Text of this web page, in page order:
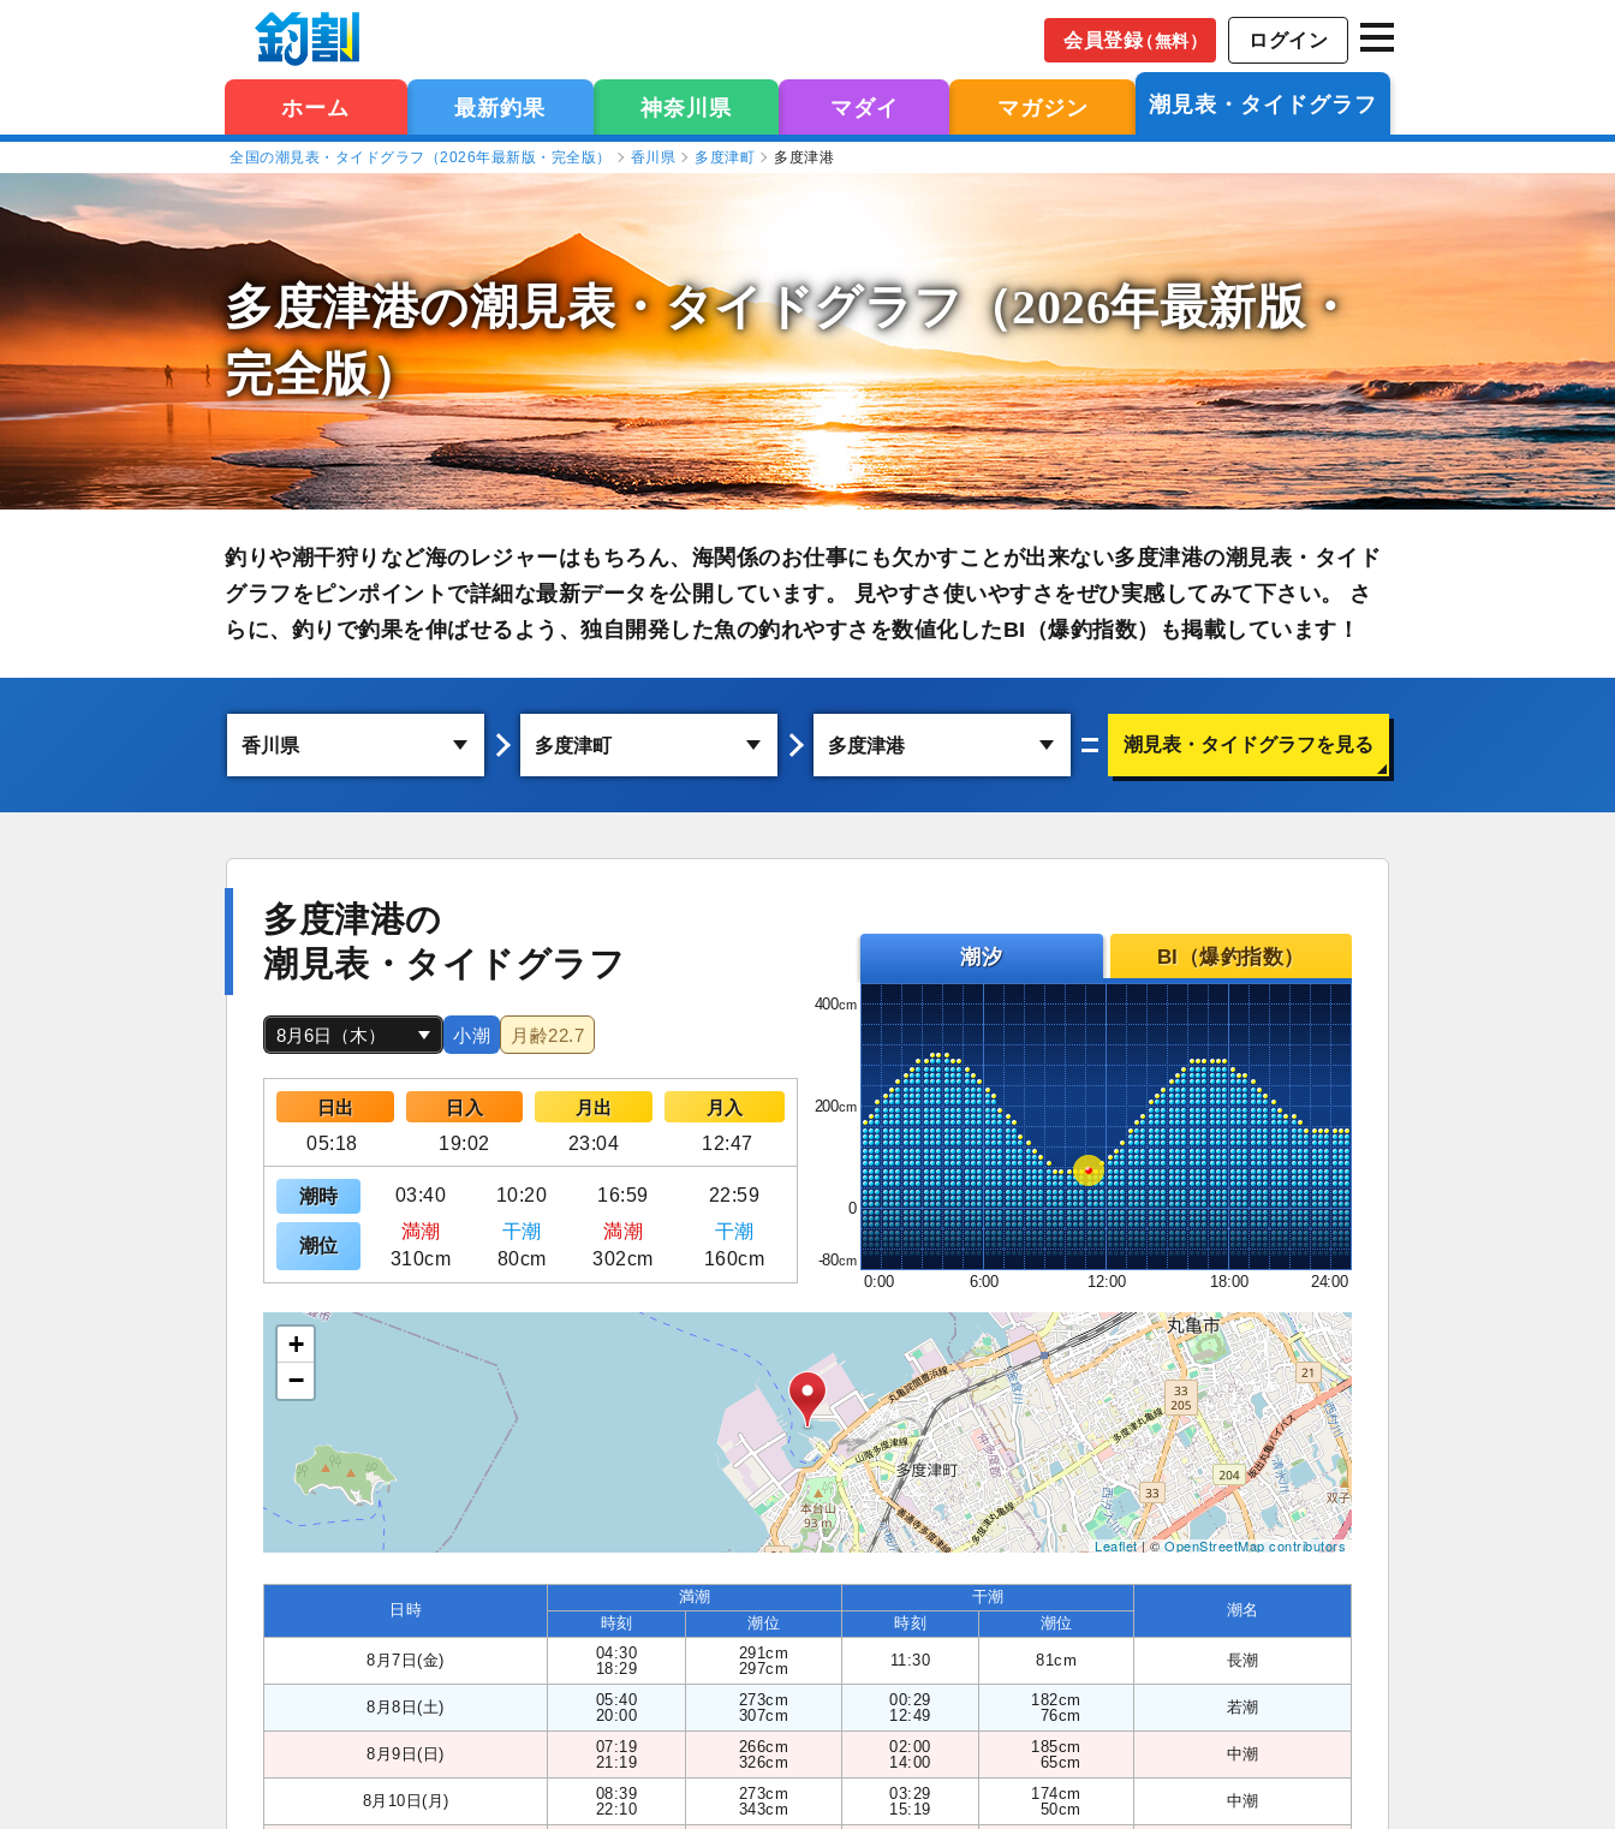
会員登録（無料） ログイン
ホーム 最新釣果 神奈川県 マダイ マガジン 潮見表・タイドグラフ
全国の潮見表・タイドグラフ（2026年最新版・完全版） 香川県 多度津町 多度津港
多度津港の潮見表・タイドグラフ（2026年最新版・
完全版）
釣りや潮干狩りなど海のレジャーはもちろん、海関係のお仕事にも欠かすことが出来ない多度津港の潮見表・タイド
グラフをピンポイントで詳細な最新データを公開しています。 見やすさ使いやすさをぜひ実感してみて下さい。 さ
らに、釣りで釣果を伸ばせるよう、独自開発した魚の釣れやすさを数値化したBI（爆釣指数）も掲載しています！
潮見表・タイドグラフを見る
多度津港の
潮見表・タイドグラフ
小潮 月齢22.7
日出 日入 月出
月入
05:18
19:02 23:04 12:47
潮時 03:40 10:20 16:59 22:59
潮位
満潮 干潮 満潮
干潮
310cm
80cm 302cm 160cm
潮汐 BI（爆釣指数）
400
200
0
-80
0:00
6:00 12:00 18:00 24:00
+
−
Leaflet| ©OpenStreetMap contributors
日時
満潮 干潮
潮名
時刻 潮位 時刻 潮位
8月7日(金)
04:30
18:29
291cm
297cm
11:30 81cm 長潮
8月8日(土)
05:40
20:00
273cm
307cm
00:29
12:49
182cm
76cm
若潮
8月9日(日)
07:19
21:19
266cm
326cm
02:00
14:00
185cm
65cm
中潮
8月10日(月)
08:39
22:10
273cm
343cm
03:29
15:19
174cm
50cm
中潮